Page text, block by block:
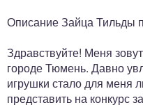
Описание Зайца Тильды
Здравствуйте! Меня
городе Тюмень. Давно
игрушки стало для меня
представить на конкурс